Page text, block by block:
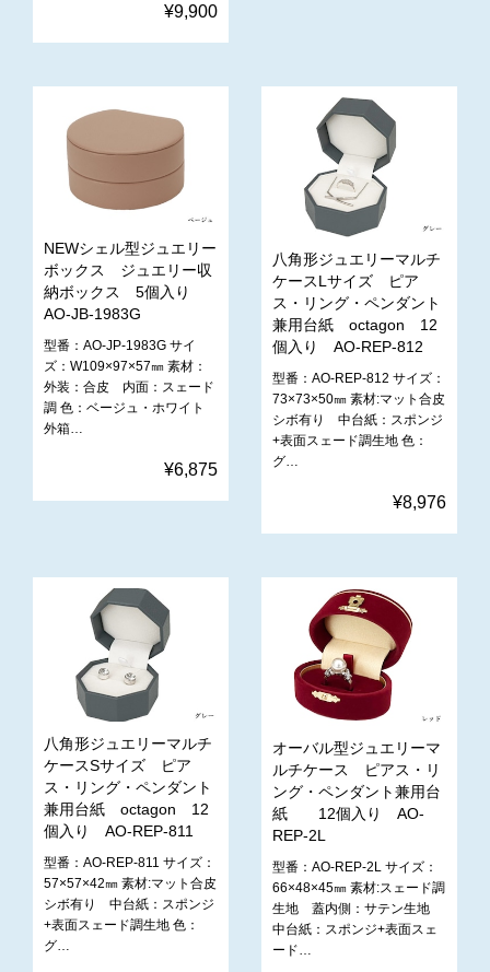
¥9,900
NEWシェル型ジュエリー
ボックス ジュエリー収
納ボックス 5個入り
AO-JB-1983G
型番：AO-JP-1983G サイ
ズ：W109×97×57㎜ 素材：
外装：合皮 内面：スェード
調 色：ベージュ・ホワイト
外箱…
¥6,875
八角形ジュエリーマルチ
ケースLサイズ ピア
ス・リング・ペンダント
兼用台紙 octagon 12
個入り AO-REP-812
型番：AO-REP-812 サイズ：
73×73×50㎜ 素材:マット合皮
シボ有り 中台紙：スポンジ
+表面スェード調生地 色：
グ…
¥8,976
八角形ジュエリーマルチ
ケースSサイズ ピア
ス・リング・ペンダント
兼用台紙 octagon 12
個入り AO-REP-811
型番：AO-REP-811 サイズ：
57×57×42㎜ 素材:マット合皮
シボ有り 中台紙：スポンジ
+表面スェード調生地 色：
グ…
オーバル型ジュエリーマ
ルチケース ピアス・リ
ング・ペンダント兼用台
紙 12個入り AO-
REP-2L
型番：AO-REP-2L サイズ：
66×48×45㎜ 素材:スェード調
生地 蓋内側：サテン生地
中台紙：スポンジ+表面スェ
ード…